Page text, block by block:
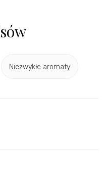
Niezwykłe aromaty